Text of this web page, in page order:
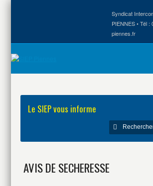
Syndicat
PIENNES • Tél
piennes.fr
Le SIEP vous informe
AVIS DE SECHERESSE